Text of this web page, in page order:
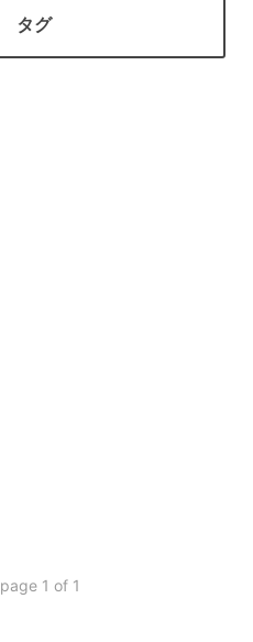
タグ
page 1 of 1